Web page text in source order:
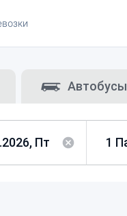
Автобусы